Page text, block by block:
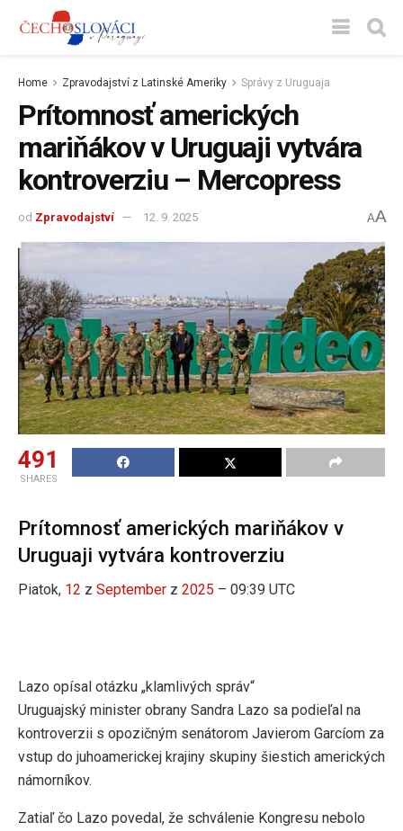
Home Zpravodajství z Latinské Ameriky Správy z Uruguaja
Prítomnosť amerických
mariňákov v Uruguaji vytvára
kontroverziu – Mercopress
od Zpravodajství 12. 9. 2025 AA
491
SHARES
Prítomnosť amerických mariňákov v
Uruguaji vytvára kontroverziu
Piatok, 12 z September z 2025 – 09:39 UTC
Lazo opísal otázku „klamlivých správ“
Uruguajský minister obrany Sandra Lazo sa podieľal na
kontroverzii s opozičným senátorom Javierom Garcíom za
vstup do juhoamerickej krajiny skupiny šiestich amerických
námorníkov.
Zatiaľ čo Lazo povedal, že schválenie Kongresu nebolo